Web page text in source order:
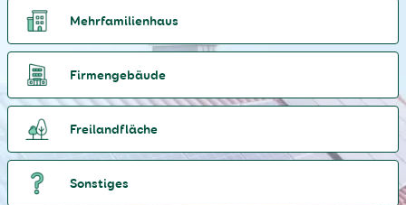
Mehrfamilienhaus
Firmengebäude
Freilandfläche
Sonstiges